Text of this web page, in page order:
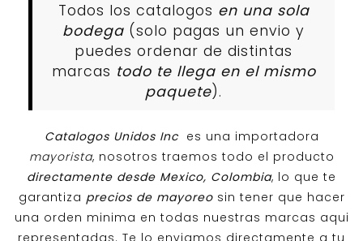
Todos los catalogos en una sola
bodega (solo pagas un envio y
puedes ordenar de distintas
marcas todo te llega en el mismo
paquete).
Catalogos Unidos Inc es una importadora
mayorista, nosotros traemos todo el producto
directamente desde Mexico, Colombia, lo que te
garantiza precios de mayoreosin tener que hacer
una orden minima en todas nuestras marcas aqui